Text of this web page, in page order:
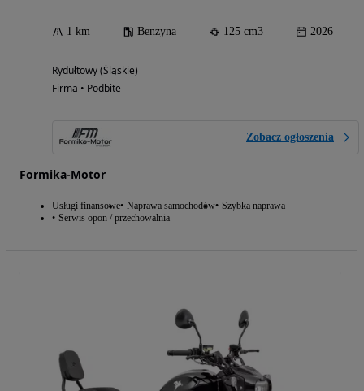
1 km Benzyna 125 cm3 2026
Rydułtowy (Śląskie)
Firma • Podbite
Zobacz ogłoszenia
Formika-Motor
Usługi finansowe Naprawa samochodów Szybka naprawa
Serwis opon / przechowalnia